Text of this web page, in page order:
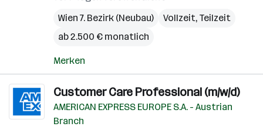
Wien 7. Bezirk (Neubau)
Vollzeit, Teilzeit
ab 2.500 € monatlich
Merken
Customer Care Professional (m/w/d)
AMERICAN EXPRESS EUROPE S.A. - Austrian
Branch